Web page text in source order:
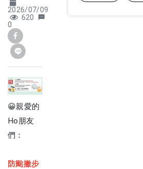
2026/07/09
620
0
😀親愛的
Ho朋友
們：
防颱撇步